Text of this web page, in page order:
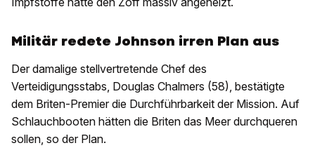
Militär redete Johnson irren Plan aus
Der damalige stellvertretende Chef des
Verteidigungsstabs, Douglas Chalmers (58), bestätigte
dem Briten-Premier die Durchführbarkeit der Mission. Auf
Schlauchbooten hätten die Briten das Meer durchqueren
sollen, so der Plan.